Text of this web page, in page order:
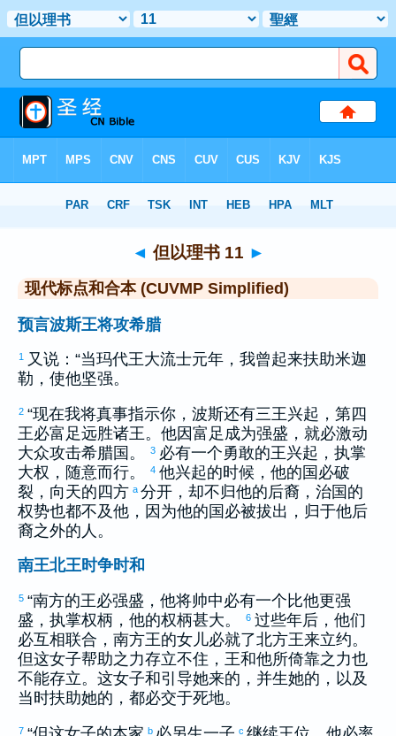
> 但以理书 11
◄ 但以理书 11 ►
现代标点和合本 (CUVMP Simplified)
预言波斯王将攻希腊
1 又说：“当玛代王大流士元年，我曾起来扶助米迦
勒 ，使他坚强。
2 “现在我将真事指示你， 波斯还有三王兴起，第四
王必富足远胜诸王。他因富足成为强盛，就必激动
大众攻击希腊国。 3 必有一个勇敢的王兴起，执掌
大权，随意而行。
4 他兴起的时候，他的国必破
裂，向天的四方 a 分开，却不归他的后裔，治国的
权势也都不及他，因为他的国必被拔出，归于他后
裔之外的人。
南王北王时争时和
5 “南方的王必强盛，他将帅中必有一个比他更强
盛，执掌权柄，他的权柄甚大。
6 过些年后，他们
必互相联合，南方王的女儿必就了北方王来立约。
但这女子帮助之力存立不住，王和他所倚靠之力也
不能存立。这女子和引导她来的，并生她的，以及
当时扶助她的，都必交于死地。
7 b c